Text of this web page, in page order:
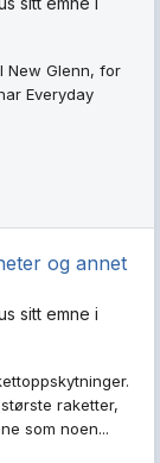
New Glenn, for
Everyday
og annet
sitt emne i
raketter,
som noen...